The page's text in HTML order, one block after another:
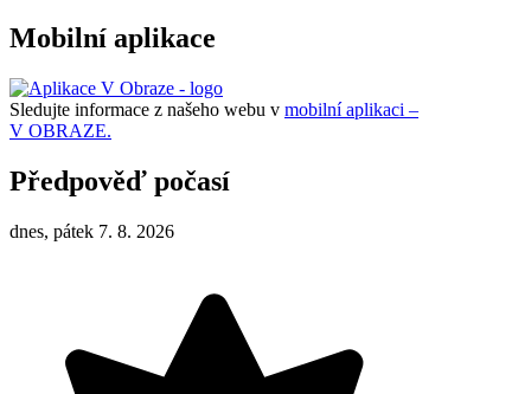
Mobilní aplikace
Sledujte informace z našeho webu v mobilní aplikaci –
V OBRAZE.
Předpověď počasí
dnes, pátek 7. 8. 2026